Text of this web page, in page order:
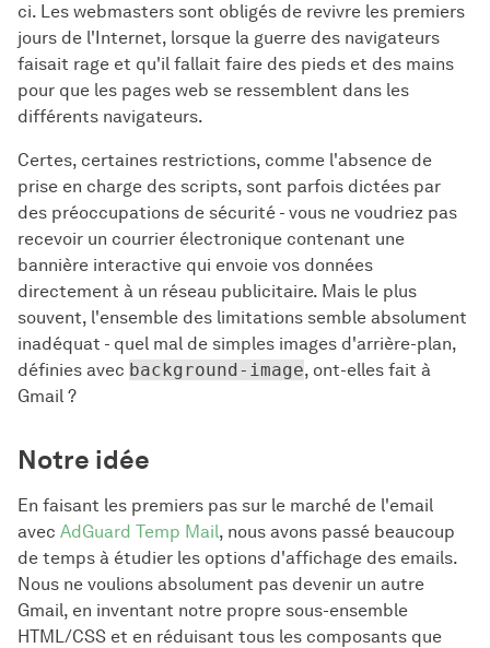
ci. Les webmasters sont obligés de revivre les premiers
jours de l'Internet, lorsque la guerre des navigateurs
faisait rage et qu'il fallait faire des pieds et des mains
pour que les pages web se ressemblent dans les
différents navigateurs.
Certes, certaines restrictions, comme l'absence de
prise en charge des scripts, sont parfois dictées par
des préoccupations de sécurité - vous ne voudriez pas
recevoir un courrier électronique contenant une
bannière interactive qui envoie vos données
directement à un réseau publicitaire. Mais le plus
souvent, l'ensemble des limitations semble absolument
inadéquat - quel mal de simples images d'arrière-plan,
définies avec background-image, ont-elles fait à
Gmail ?
Notre idée
En faisant les premiers pas sur le marché de l'email
avec AdGuard Temp Mail, nous avons passé beaucoup
de temps à étudier les options d'affichage des emails.
Nous ne voulions absolument pas devenir un autre
Gmail, en inventant notre propre sous-ensemble
HTML/CSS et en réduisant tous les composants que